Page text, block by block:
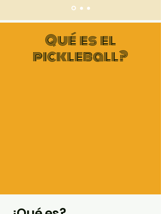
Qué es el
pickleball?